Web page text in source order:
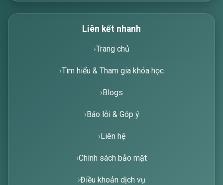
Liên kết nhanh
Trang chủ
Tìm hiểu & Tham gia khóa học
Blogs
Báo lỗi & Góp ý
Liên hệ
Chính sách bảo mật
Điều khoản dịch vụ